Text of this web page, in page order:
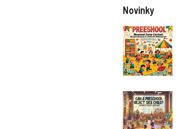
Novinky